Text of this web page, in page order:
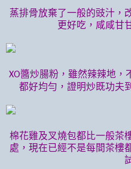
蒸排骨放棄了一般的豉汁，
更好吃，咸咸甘
XO醬炒腸粉，雖然辣辣地，
都好均勻，證明炒既功夫
棉花雞及叉燒包都比一般茶
處，現在已經不是每間茶樓